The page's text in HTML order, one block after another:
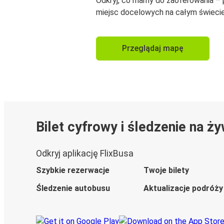
miejsc docelowych na całym
Przeglądaj mapę
Bilet cyfrowy i śledzenie na
Odkryj aplikację FlixBusa
Szybkie rezerwacje
Twoje bilety
Śledzenie autobusu
Aktualizacje podróży